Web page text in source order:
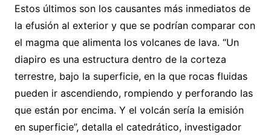
Estos últimos son los causantes más inmediatos de
la efusión al exterior y que se podrían comparar con
el magma que alimenta los volcanes de lava. “Un
diapiro es una estructura dentro de la corteza
terrestre, bajo la superficie, en la que rocas fluidas
pueden ir ascendiendo, rompiendo y perforando las
que están por encima. Y el volcán sería la emisión
en superficie”, detalla el catedrático, investigador